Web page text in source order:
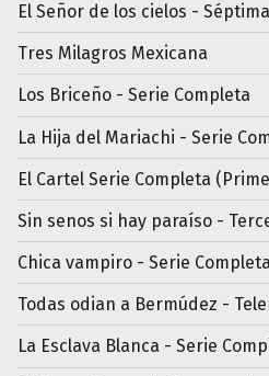
El Señor de los cielos -
Tres Milagros Mexicana
Los Briceño - Serie Completa
La Hija del Mariachi - Serie
El Cartel Serie Completa
Sin senos si hay paraíso -
Chica vampiro - Serie Completa
Todas odian a Bermúdez -
La Esclava Blanca - Serie